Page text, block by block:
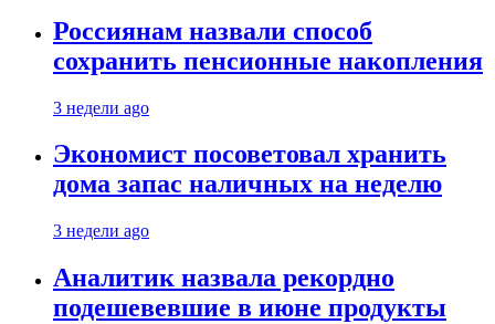
Россиянам назвали способ
сохранить пенсионные накопления
3 недели ago
Экономист посоветовал хранить
дома запас наличных на неделю
3 недели ago
Аналитик назвала рекордно
подешевевшие в июне продукты